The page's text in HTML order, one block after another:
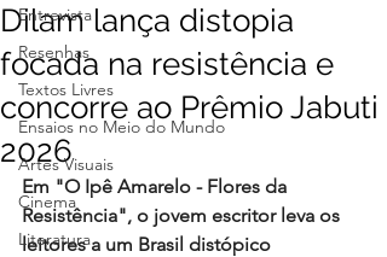
Entrevista
Resenhas
Textos Livres
Ensaios no Meio do Mundo
Artes Visuais
Cinema
Literatura
Dilam lança distopia
focada na resistência e
concorre ao Prêmio Jabuti
2026
Em "O Ipê Amarelo - Flores da
Resistência", o jovem escritor leva os
leitores a um Brasil distópico